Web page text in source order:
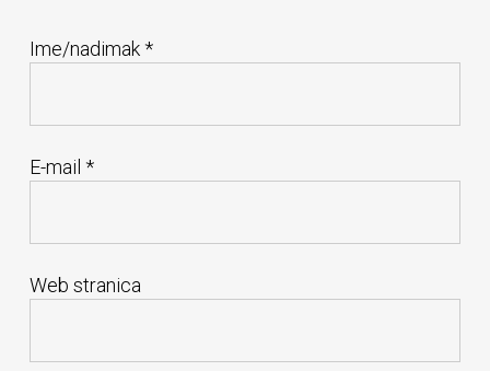
Ime/nadimak*
E-mail *
Web stranica